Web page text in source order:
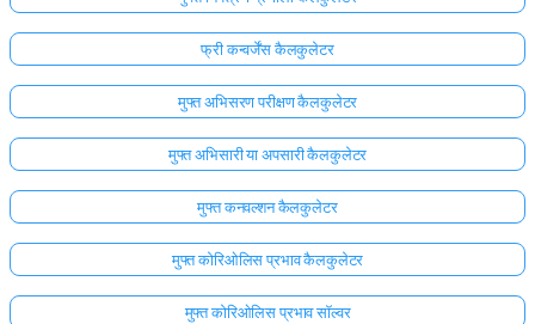
फ्री कन्वर्जेंस कैलकुलेटर
मुफ्त अभिसरण परीक्षण कैलकुलेटर
मुफ्त अभिसारी या अपसारी कैलकुलेटर
मुफ्त कनवल्शन कैलकुलेटर
मुफ्त कोरिओलिस प्रभाव कैलकुलेटर
मुफ्त कोरिओलिस प्रभाव सॉल्वर